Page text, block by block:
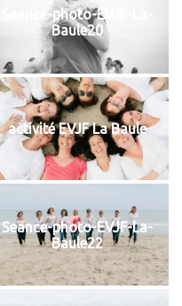
Seance-photo-EVJF-La-
Baule20
activité EVJF La Baule​
Seance-photo-EVJF-La-
Baule22